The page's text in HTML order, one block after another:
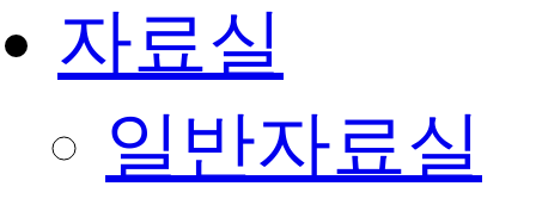
자료실
일반자료실